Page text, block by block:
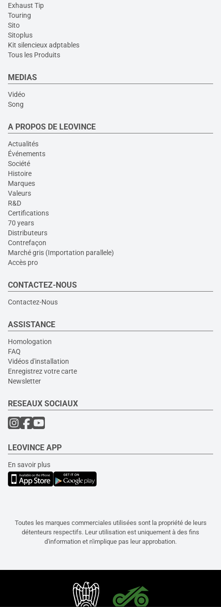
Exhaust Tip
Touring
Sito
Sitoplus
Kit silencieux adptables
Tous les Produits
MEDIAS
Vidéo
Song
A PROPOS DE LEOVINCE
Actualités
Événements
Société
Histoire
Marques
Valeurs
R&D
Certifications
70 years
Distributeurs
Contrefaçon
Marché gris (Importation parallele)
Accès pro
CONTACTEZ-NOUS
Contactez-Nous
ASSISTANCE
Homologation
FAQ
Vidéos d'installation
Enregistrez votre carte
Newsletter
RESEAUX SOCIAUX
LEOVINCE APP
En savoir plus
Toutes les marques commerciales utilisées sont la propriété de leurs
détenteurs respectifs. Leur utilisation est uniquement à des fins
d'information et n'implique pas leur approbation.